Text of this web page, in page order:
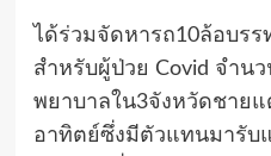
ได้ร่วมจัดหารถ10ล้อบร
สำหรับผู้ป่วย Covid จำนว
พยาบาลใน3จังหวัดชาย
อาทิตย์ซึ่งมีตัวแทนมารับ